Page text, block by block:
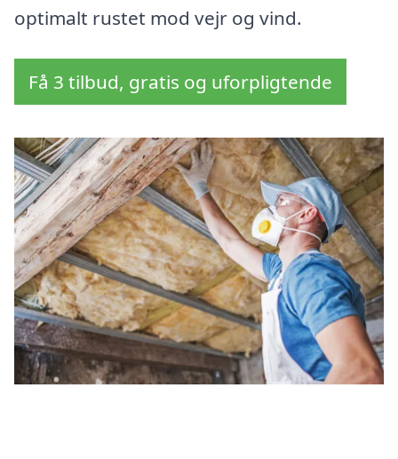
optimalt rustet mod vejr og vind.
Få 3 tilbud, gratis og uforpligtende